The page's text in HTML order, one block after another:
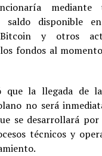
mediante
saldo disponible
y otros
fondos al
que la llegada de
no será
se desarrollará
técnicos y